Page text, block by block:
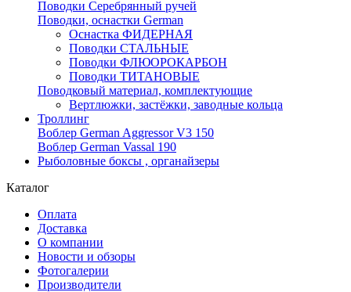
Поводки Серебрянный ручей
Поводки, оснастки German
Оснастка ФИДЕРНАЯ
Поводки СТАЛЬНЫЕ
Поводки ФЛЮОРОКАРБОН
Поводки ТИТАНОВЫЕ
Поводковый материал, комплектующие
Вертлюжки, застёжки, заводные кольца
Троллинг
Воблер German Aggressor V3 150
Воблер German Vassal 190
Рыболовные боксы , органайзеры
Каталог
Оплата
Доставка
О компании
Новости и обзоры
Фотогалерии
Производители